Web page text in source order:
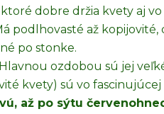
dobre držia kvety aj
podlhovasté až
po stonke.
Hlavnou ozdobou sú jej
kvety) sú vo
až po sýtu